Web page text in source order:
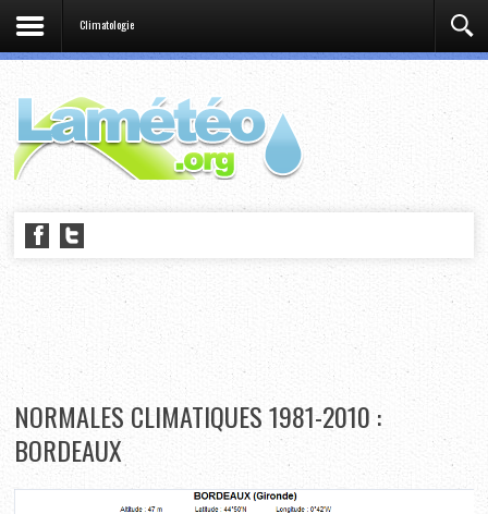
Climatologie
NORMALES CLIMATIQUES 1981-2010 :
BORDEAUX